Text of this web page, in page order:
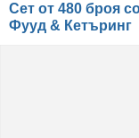
Сет от 480 броя
Фууд & Кетъринг